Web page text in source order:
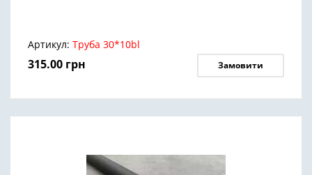
Артикул: Труба 30*10bl
315.00 грн Замовити